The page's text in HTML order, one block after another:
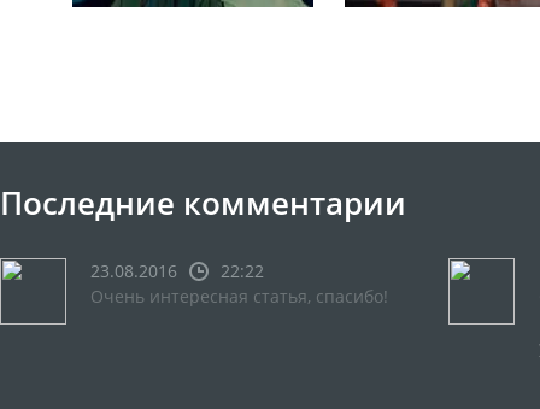
Последние комментарии
23.08.2016
22:22
Очень интересная статья, спасибо!